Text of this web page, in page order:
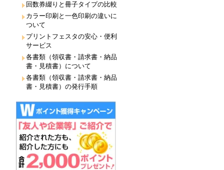
回数券綴りと冊子タイプの比較
カラー印刷と一色印刷の違いに
ついて
プリントフェスタの安心・便利
サービス
各書類（領収書・請求書・納品
書・見積書）について
各書類（領収書・請求書・納品
書・見積書）の発行手順